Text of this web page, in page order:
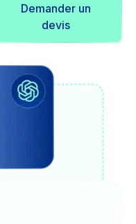
Demander un
devis